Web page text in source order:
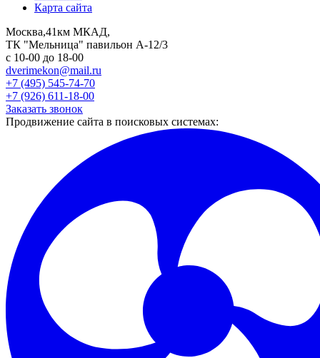
Карта сайта
Москва,41км МКАД,
ТК "Мельница" павильон А-12/3
с 10-00 до 18-00
dverimekon@mail.ru
+7 (495) 545-74-70
+7 (926) 611-18-00
Заказать звонок
Продвижение сайта в поисковых системах: